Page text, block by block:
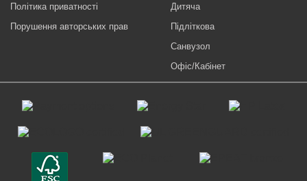
Політика приватності
Порушення авторських прав
Дитяча
Підліткова
Санвузол
Офіс/Кабінет